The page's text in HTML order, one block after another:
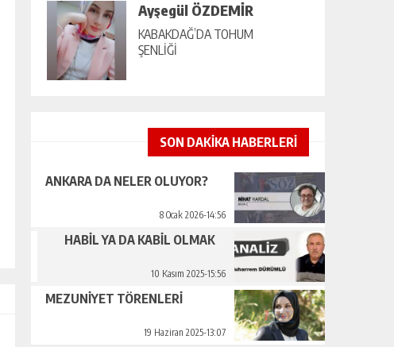
Ayşegül ÖZDEMİR
KABAKDAĞ’DA TOHUM
ŞENLİĞİ
SON DAKİKA HABERLERİ
ANKARA DA NELER OLUYOR?
8 Ocak 2026-14:56
HABİL YA DA KABİL OLMAK
10 Kasım 2025-15:56
MEZUNİYET TÖRENLERİ
19 Haziran 2025-13:07